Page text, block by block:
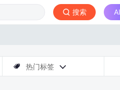
搜索
 热门标签 